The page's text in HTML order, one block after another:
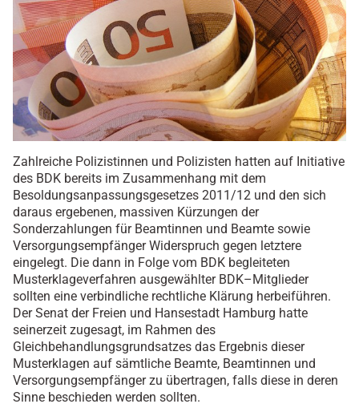
Zahlreiche Polizistinnen und Polizisten hatten auf Initiative
des BDK bereits im Zusammenhang mit dem
Besoldungsanpassungsgesetzes 2011/12 und den sich
daraus ergebenen, massiven Kürzungen der
Sonderzahlungen für Beamtinnen und Beamte sowie
Versorgungsempfänger Widerspruch gegen letztere
eingelegt. Die dann in Folge vom BDK begleiteten
Musterklageverfahren ausgewählter BDK–Mitglieder
sollten eine verbindliche rechtliche Klärung herbeiführen.
Der Senat der Freien und Hansestadt Hamburg hatte
seinerzeit zugesagt, im Rahmen des
Gleichbehandlungsgrundsatzes das Ergebnis dieser
Musterklagen auf sämtliche Beamte, Beamtinnen und
Versorgungsempfänger zu übertragen, falls diese in deren
Sinne beschieden werden sollten.